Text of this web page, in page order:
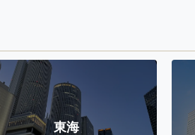
東海